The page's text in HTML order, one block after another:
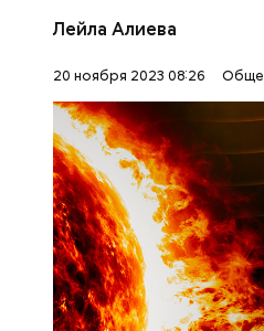
Лейла Алиева
20 ноября 2023 08:26
Вред дыни
А врач-
множество блюд,